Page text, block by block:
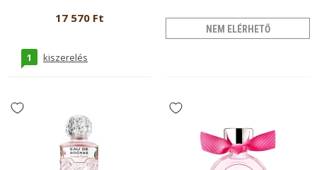
17 570 Ft
1 kiszerelés
NEM ELÉRHETŐ